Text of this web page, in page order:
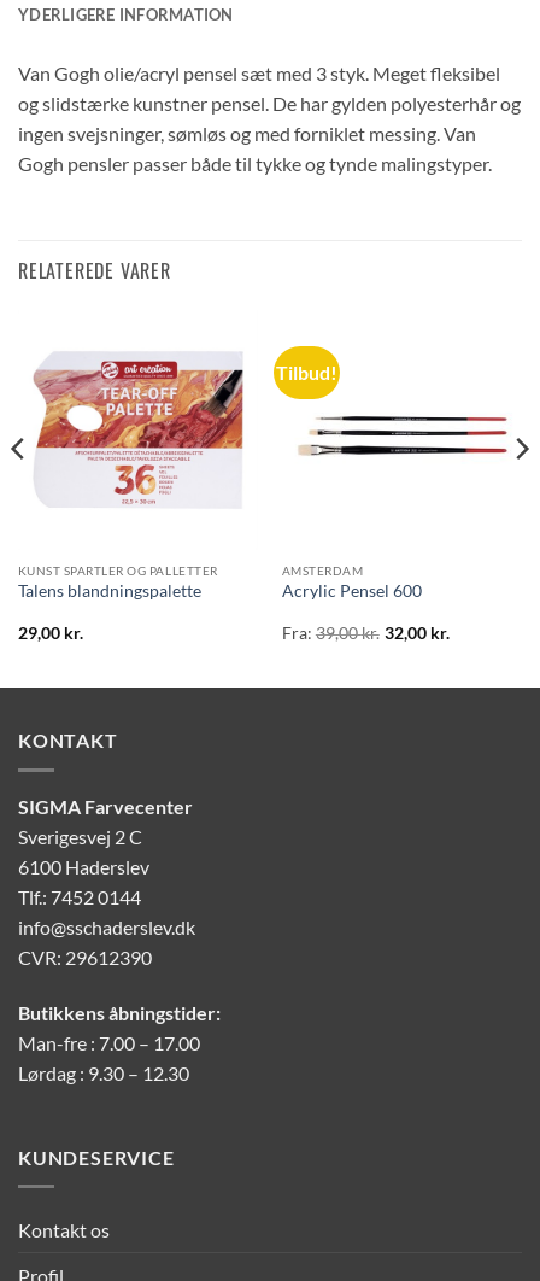
YDERLIGERE INFORMATION
Van Gogh olie/acryl pensel sæt med 3 styk. Meget fleksibel
og slidstærke kunstner pensel. De har gylden polyesterhår og
ingen svejsninger, sømløs og med forniklet messing. Van
Gogh pensler passer både til tykke og tynde malingstyper.
RELATEREDE VARER
KUNST SPARTLER OG PALLETTER
Talens blandningspalette
29,00 kr.
Tilbud!
AMSTERDAM
Acrylic Pensel 600
Fra: 39,00kr. 32,00 kr.
KONTAKT
SIGMA Farvecenter
Sverigesvej 2 C
6100 Haderslev
Tlf.: 7452 0144
info@sschaderslev.dk
CVR: 29612390
Butikkens åbningstider:
Man-fre : 7.00 – 17.00
Lørdag : 9.30 – 12.30
KUNDESERVICE
Kontakt os
Profil